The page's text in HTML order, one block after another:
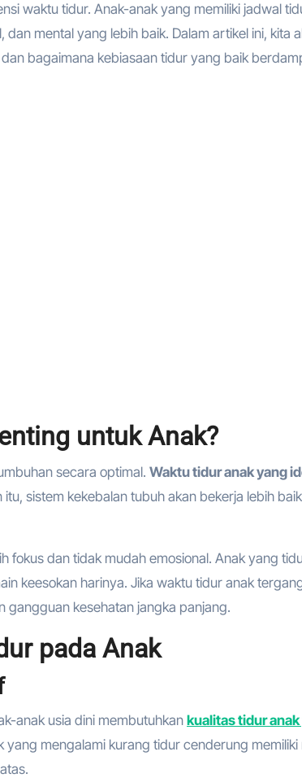
waktu tidur. Anak-anak yang memiliki jadwal
mental yang lebih baik. Dalam artikel ini, kita
bagaimana kebiasaan tidur yang baik
untuk Anak?
secara optimal. Waktu tidur anak yang
sistem kekebalan tubuh akan bekerja lebih baik
fokus dan tidak mudah emosional. Anak yang
keesokan harinya. Jika waktu tidur anak
gangguan kesehatan jangka panjang.
pada Anak
anak usia dini membutuhkankualitas tidur
mengalami kurang tidur cenderung memiliki